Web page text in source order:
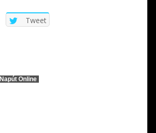
Tweet
Napút Online